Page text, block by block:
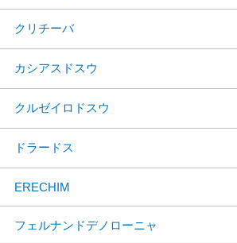
クリチーバ
カシアスドスウ
クルゼイロドスウ
ドラードス
ERECHIM
フェルナンドデノローニャ